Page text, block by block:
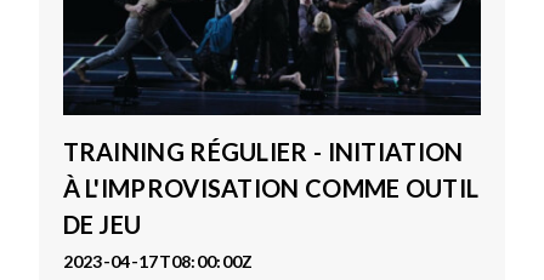
TRAINING RÉGULIER - INITIATION
À L'IMPROVISATION COMME OUTIL
DE JEU
2023-04-17T08:00:00Z